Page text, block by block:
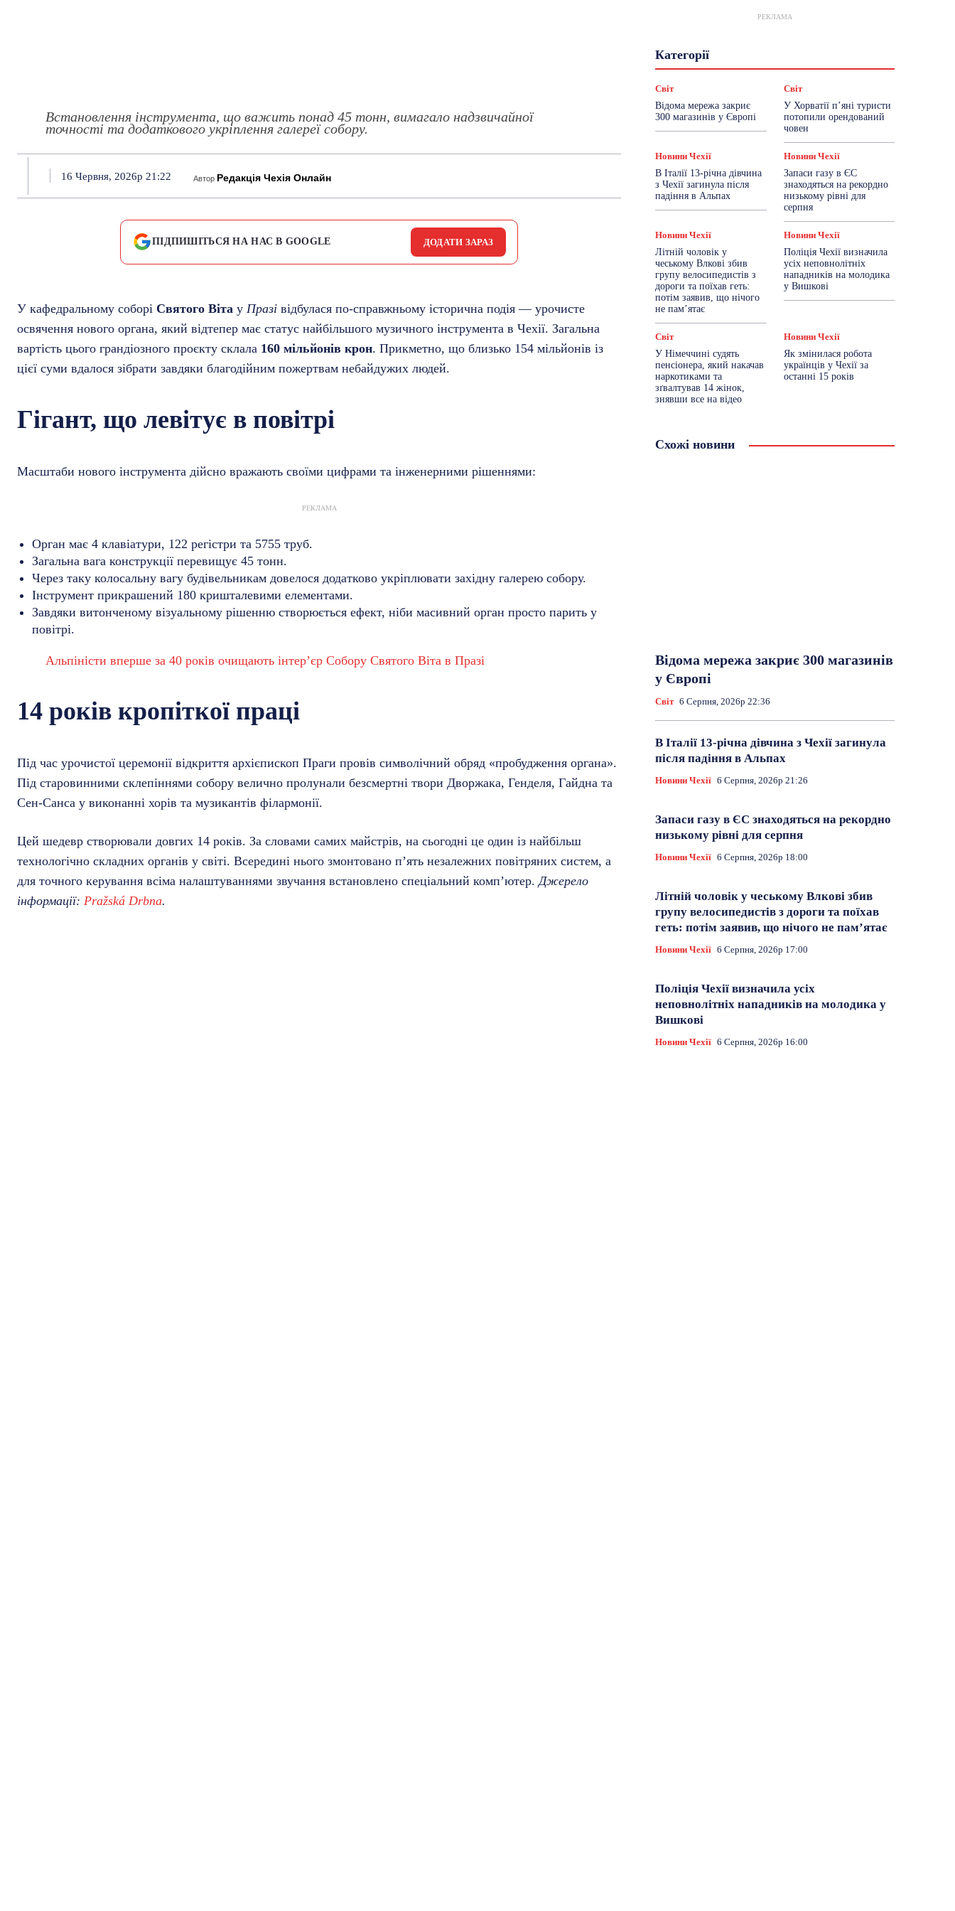
Встановлення інструмента, що важить понад 45 тонн, вимагало надзвичайної
точності та додаткового укріплення галереї собору.
16 Червня, 2026р 21:22 Автор Редакція Чехія Онлайн
ПІДПИШІТЬСЯ НА НАС В GOOGLE ДОДАТИ ЗАРАЗ
У кафедральному соборі Святого Віта у Празі відбулася по-справжньому історична подія — урочисте
освячення нового органа, який відтепер має статус найбільшого музичного інструмента в Чехії. Загальна
вартість цього грандіозного проєкту склала 160 мільйонів крон. Прикметно, що близько 154 мільйонів із
цієї суми вдалося зібрати завдяки благодійним пожертвам небайдужих людей.
Гігант, що левітує в повітрі
Масштаби нового інструмента дійсно вражають своїми цифрами та інженерними рішеннями:
РЕКЛАМА
Орган має 4 клавіатури, 122 регістри та 5755 труб.
Загальна вага конструкції перевищує 45 тонн.
Через таку колосальну вагу будівельникам довелося додатково укріплювати західну галерею собору.
Інструмент прикрашений 180 кришталевими елементами.
Завдяки витонченому візуальному рішенню створюється ефект, ніби масивний орган просто парить у
повітрі.
Альпіністи вперше за 40 років очищають інтер’єр Собору Святого Віта в Празі
14 років кропіткої праці
Під час урочистої церемонії відкриття архієпископ Праги провів символічний обряд «пробудження органа».
Під старовинними склепіннями собору велично пролунали безсмертні твори Дворжака, Генделя, Гайдна та
Сен-Санса у виконанні хорів та музикантів філармонії.
Цей шедевр створювали довгих 14 років. За словами самих майстрів, на сьогодні це один із найбільш
технологічно складних органів у світі. Всередині нього змонтовано п’ять незалежних повітряних систем, а
для точного керування всіма налаштуваннями звучання встановлено спеціальний комп’ютер.Джерело
інформації: Pražská Drbna.
РЕКЛАМА
КатегоріїГастрогід
Знай Чехію
Новини Чехії
Робота
Сад та город
Світ
Спорт ТехноМанія
Топ-новини
Фоторепортаж
Світ
Відома мережа закриє
300 магазинів у Європі
Світ
У Хорватії пʼяні туристи
потопили орендований
човен
Новини Чехії
В Італії 13-річна дівчина
з Чехії загинула після
падіння в Альпах
Новини Чехії
Запаси газу в ЄС
знаходяться на рекордно
низькому рівні для
серпня
Новини Чехії
Літній чоловік у
чеському Влкові збив
групу велосипедистів з
дороги та поїхав геть:
потім заявив, що нічого
не пам’ятає
Новини Чехії
Поліція Чехії визначила
усіх неповнолітніх
нападників на молодика
у Вишкові
Світ
У Німеччині судять
пенсіонера, який накачав
наркотиками та
зґвалтував 14 жінок,
знявши все на відео
Новини Чехії
Як змінилася робота
українців у Чехії за
останні 15 років
Схожі новини
Відома мережа закриє 300 магазинів
у Європі
Світ 6 Серпня, 2026р 22:36
В Італії 13-річна дівчина з Чехії загинула
після падіння в Альпах
Новини Чехії 6 Серпня, 2026р 21:26
Запаси газу в ЄС знаходяться на рекордно
низькому рівні для серпня
Новини Чехії 6 Серпня, 2026р 18:00
Літній чоловік у чеському Влкові збив
групу велосипедистів з дороги та поїхав
геть: потім заявив, що нічого не пам’ятає
Новини Чехії 6 Серпня, 2026р 17:00
Поліція Чехії визначила усіх
неповнолітніх нападників на молодика у
Вишкові
Новини Чехії 6 Серпня, 2026р 16:00